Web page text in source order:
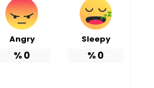
Sleepy
0
%
Angry
0
%